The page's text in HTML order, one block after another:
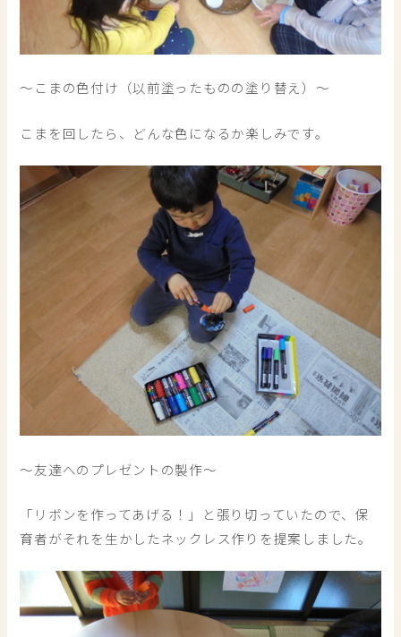
～こまの色付け（以前塗ったものの塗り替え）～
こまを回したら、どんな色になるか楽しみです。
～友達へのプレゼントの製作～
「リボンを作ってあげる！」と張り切っていたので、保
育者がそれを生かしたネックレス作りを提案しました。